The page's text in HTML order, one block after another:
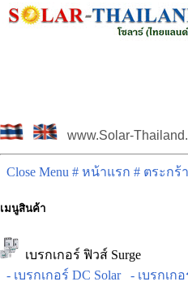
www.Solar-
Close Menu # หน้าแรก # ตระกร้
เมนูสินค้า
เบรกเกอร์ ฟิวส์ Surge
- เบรกเกอร์ DC Solar
- เบรกเก